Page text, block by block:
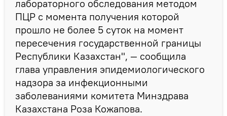
лабораторного обследования методом
ПЦР с момента получения которой
прошло не более 5 суток на момент
пересечения государственной границы
Республики Казахстан", — сообщила
глава управления эпидемиологического
надзора за инфекционными
заболеваниями комитета Минздрава
Казахстана Роза Кожапова.